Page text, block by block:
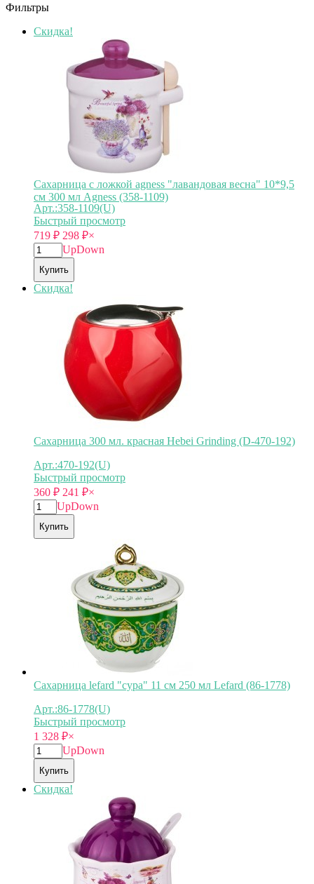
Фильтры
Скидка!
Сахарница с ложкой agness "лавандовая весна" 10*9,5
см 300 мл Agness (358-1109)
Арт.:358-1109(U)
Быстрый просмотр
719 ₽ 298 ₽×
UpDown
Купить
Скидка!
Сахарница 300 мл. красная Hebei Grinding (D-470-192)
Арт.:470-192(U)
Быстрый просмотр
360 ₽ 241 ₽×
UpDown
Купить
Сахарница lefard "сура" 11 см 250 мл Lefard (86-1778)
Арт.:86-1778(U)
Быстрый просмотр
1 328 ₽×
UpDown
Купить
Скидка!